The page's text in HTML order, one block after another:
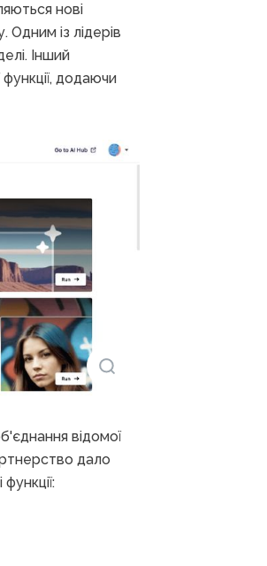
нові
Одним із лідерів
Інший
додаючи
відомої
дало